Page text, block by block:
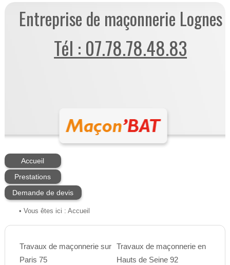
Entreprise de maçonnerie Lognes
Tél : 07.78.78.48.83
Accueil
Prestations
Demande de devis
• Vous êtes ici : Accueil
Travaux de maçonnerie sur
Paris 75
Travaux de maçonnerie en
Hauts de Seine 92